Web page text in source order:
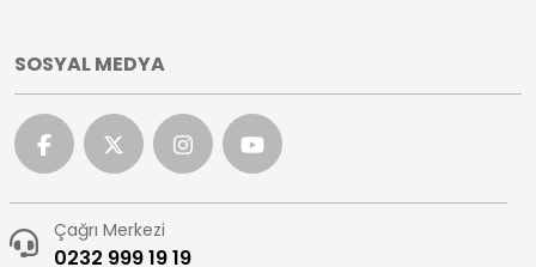
SOSYAL MEDYA
Çağrı Merkezi
0232 999 19 19